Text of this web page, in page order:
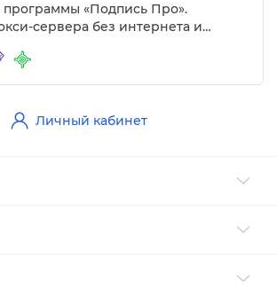
программы «Подпись Про».
сервера без интернета и
Личный кабинет